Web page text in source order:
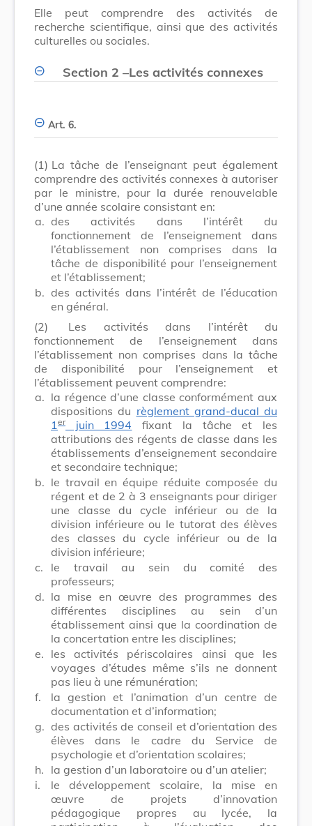
Elle peut comprendre des activités de
recherche scientifique, ainsi que des activités
culturelles ou sociales.
Section 2 –Les activités connexes
Art. 6.
(1) La tâche de l’enseignant peut également
comprendre des activités connexes à autoriser
par le ministre, pour la durée renouvelable
d’une année scolaire consistant en:
a. des activités dans l’intérêt du
fonctionnement de l’enseignement dans
l’établissement non comprises dans la
tâche de disponibilité pour l’enseignement
et l’établissement;
b. des activités dans l’intérêt de l’éducation
en général.
(2)
Les activités dans l’intérêt du
fonctionnement de l’enseignement dans
l’établissement non comprises dans la tâche
de disponibilité pour l’enseignement et
l’établissement peuvent comprendre:
a. la régence d’une classe conformément aux
dispositions du règlement grand-ducal du
1 erjuin 1994 fixant la tâche et les
attributions des régents de classe dans les
établissements d’enseignement secondaire
et secondaire technique;
b. le travail en équipe réduite composée du
régent et de 2 à 3 enseignants pour diriger
une classe du cycle inférieur ou de la
division inférieure ou le tutorat des élèves
des classes du cycle inférieur ou de la
division inférieure;
c.
le travail au sein du comité des
professeurs;
d. la mise en œuvre des programmes des
différentes disciplines au sein d’un
établissement ainsi que la coordination de
la concertation entre les disciplines;
e. les activités périscolaires ainsi que les
voyages d’études même s’ils ne donnent
pas lieu à une rémunération;
f.
la gestion et l’animation d’un centre de
documentation et d’information;
g. des activités de conseil et d’orientation des
élèves dans le cadre du Service de
psychologie et d’orientation scolaires;
h. la gestion d’un laboratoire ou d’un atelier;
i.
le développement scolaire, la mise en
œuvre de projets d’innovation
pédagogique propres au lycée, la